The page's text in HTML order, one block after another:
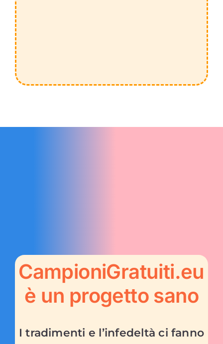
CampioniGratuiti.eu
è un progetto sano
I tradimenti e l’infedeltà ci fanno